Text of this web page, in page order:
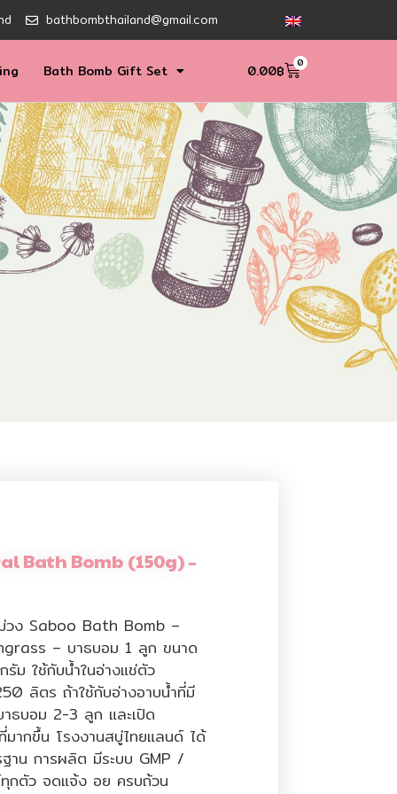
bathbombthailand@gmail.com
Bath Bomb Gift Set 0.00฿ 0
Bath Bomb (150g) –
วง Saboo Bath Bomb –
– บาธบอม 1 ลูก ขนาด
ม ใช้กับน้ำในอ่างแช่ตัว
ลิตร ถ้าใช้กับอ่างอาบน้ำที่มี
ธบอม 2-3 ลูก และเปิด
ากขึ้น โรงงานสบู่ไทยแลนด์ ได้
าน การผลิต มีระบบ GMP /
กตัว จดแจ้ง อย ครบถ้วน